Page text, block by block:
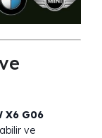
X6 G06
ve